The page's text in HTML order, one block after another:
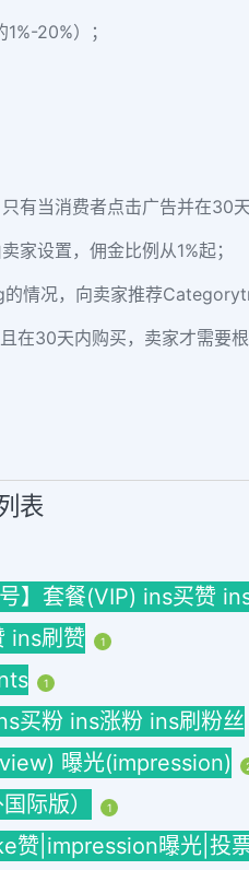
20%）；
当消费者点击广告并在30
家设置，佣金比例从1%起；
情况，向卖家推荐
在30天内购买，卖家才需
表
】套餐(VIP) ins买赞
ins刷赞 1
1
买粉 ins涨粉 ins刷粉丝
曝光(impression)
际版） 1
赞|impression曝光|投